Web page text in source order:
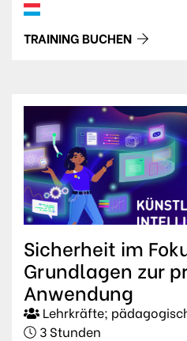
TRAINING BUCHEN
Sicherheit im
Grundlagen zur
Anwendung
Lehrkräfte;
3 Stunden